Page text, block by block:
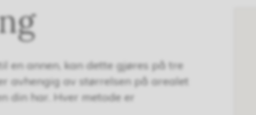
en annen, kan dette gjøres på tre
avhengig av størrelsen på arealet
din har. Hver metode er